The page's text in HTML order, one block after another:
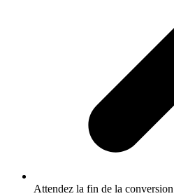
Attendez la fin de la conversion